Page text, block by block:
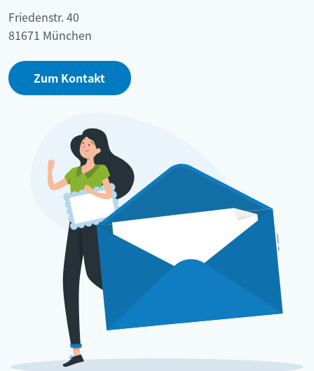
Friedenstr. 40
81671 München
Zum Kontakt